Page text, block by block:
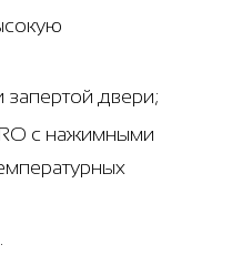
двери;
с нажимными